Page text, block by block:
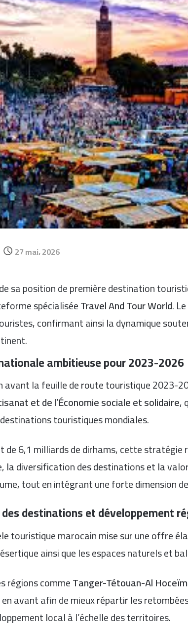
27 mai، 2026
sa position de première destination
spécialiséeTravel And Tour World.
confirmant ainsi la dynamique
ambitieuse pour 2023-2026
avant la feuille de route touristique 2023-
et de l’Économie sociale et solidaire,
touristiques mondiales.
de 6,1 milliards de dirhams, cette
la diversification des destinations et la
tout en intégrant une forte dimension
destinations et développement
touristique marocain mise sur une offre
ainsi que les espaces naturels et
régions commeTanger-Tétouan-Al
avant afin de mieux répartir les
local à l’échelle des territoires.